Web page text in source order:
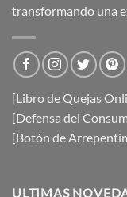
transformando una
[Libro de Quejas
[Defensa del
[Botón de
ULTIMAS